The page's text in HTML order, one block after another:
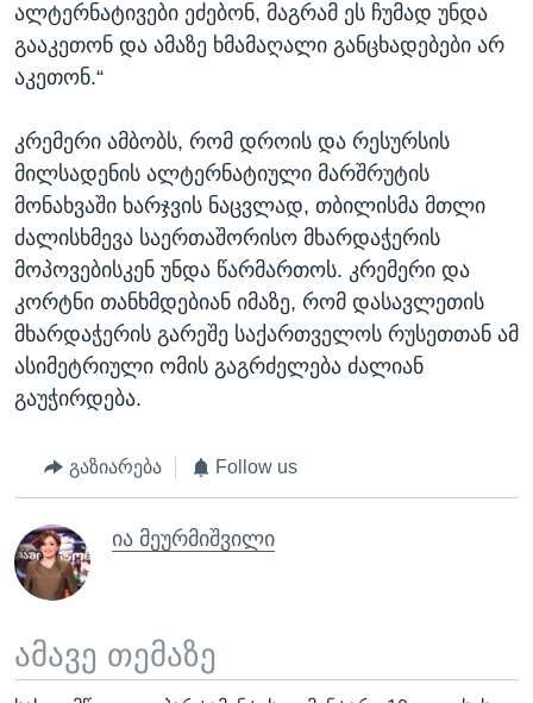
ალტერნატივები ეძებონ, მაგრამ ეს ჩუმად უნდა
გააკეთონ და ამაზე ხმამაღალი განცხადებები არ
აკეთონ.“
კრემერი ამბობს, რომ დროის და რესურსის
მილსადენის ალტერნატიული მარშრუტის
მონახვაში ხარჯვის ნაცვლად, თბილისმა მთლი
ძალისხმევა საერთაშორისო მხარდაჭერის
მოპოვებისკენ უნდა წარმართოს. კრემერი და
კორტნი თანხმდებიან იმაზე, რომ დასავლეთის
მხარდაჭერის გარეშე საქართველოს რუსეთთან ამ
ასიმეტრიული ომის გაგრძელება ძალიან
გაუჭირდება.
გაზიარება Follow us
ია მეურმიშვილი
ამავე თემაზე